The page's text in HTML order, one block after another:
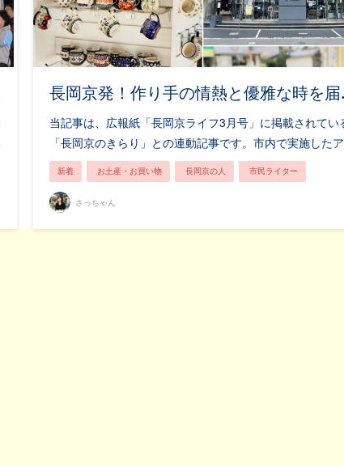
親子で楽しむ
長岡京発！作り手の情熱と優雅な時を
当記事は、広報紙「長岡京ライフ3月号」に掲載されてい
「長岡京のきらり」との連動記事です。市内で実施した
新着 お土産・お買い物 長岡京の人 市民ライター
さっちゃん